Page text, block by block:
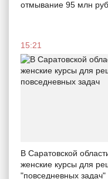
отмывание 95 млн
15:21
В Саратовской
женские курсы для
"повседневных задач"